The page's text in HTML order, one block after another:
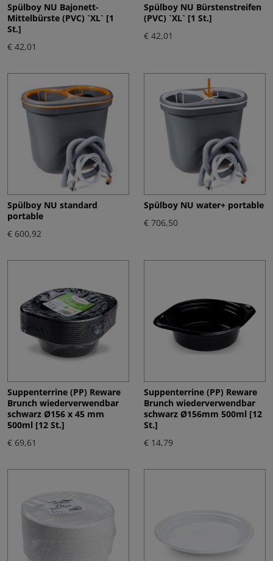
Spülboy NU Bajonett-
Mittelbürste (PVC) `XL` [1
St.]
€ 42,01
Spülboy NU Bürstenstreifen
(PVC) `XL` [1 St.]
€ 42,01
Spülboy NU standard
portable
€ 600,92
Spülboy NU water+ portable
€ 706,50
Suppenterrine (PP) Reware
Brunch wiederverwendbar
schwarz Ø156 x 45 mm
500ml [12 St.]
€ 69,61
Suppenterrine (PP) Reware
Brunch wiederverwendbar
schwarz Ø156mm 500ml [12
St.]
€ 14,79